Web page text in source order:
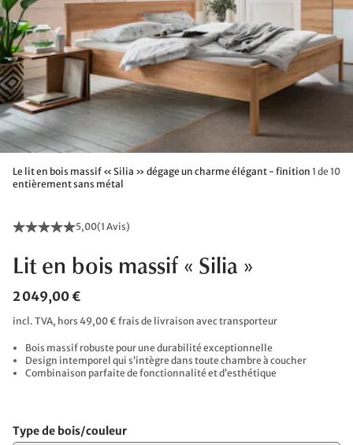
Le lit en bois massif « Silia » dégage un charme élégant - finition
entièrement sans métal
1 de 10
5,00(1 Avis)
Lit en bois massif « Silia »
2 049,00 €
incl. TVA, hors 49,00 € frais de livraison avec transporteur
Bois massif robuste pour une durabilité exceptionnelle
Design intemporel qui s’intègre dans toute chambre à coucher
Combinaison parfaite de fonctionnalité et d’esthétique
Type de bois/couleur